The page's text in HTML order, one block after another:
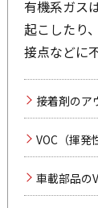
有機系ガス
起こしたり
接点などに
接着剤のア
VOC（揮発
車載部品の